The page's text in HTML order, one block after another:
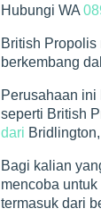
Hubungi WA
British
berkembang
Perusahaan ini
seperti British
dari
Bagi kalian
mencoba
termasuk dari